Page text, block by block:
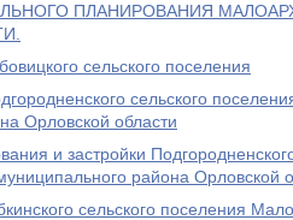
ПЛАНИРОВАНИЯ
сельского поселения
сельского
Орловской области
и застройки
района Орловской
сельского поселения